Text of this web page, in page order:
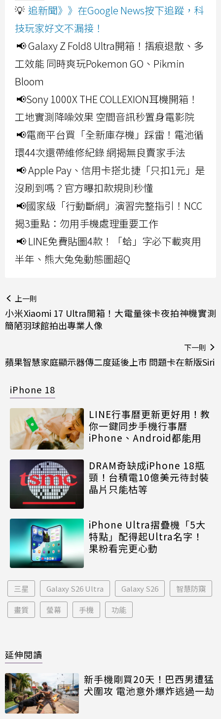
💡 追新聞》》在Google News按下追蹤，科
技玩家好文不漏接！
📢 Galaxy Z Fold8 Ultra開箱！摺痕退散、多
工效能 同時爽玩Pokemon GO、Pikmin
Bloom
📢Sony 1000X THE COLLEXION耳機開箱！
工地實測降噪效果 空間音訊秒置身電影院
📢電商平台買「全新庫存機」踩雷！電池循
環44次還帶維修紀錄 網揭無良賣家手法
📢 Apple Pay、信用卡搭北捷「只扣1元」是
沒刷到嗎？官方曝扣款規則秒懂
📢國家級「行動斷網」演習完整指引！NCC
揭3重點：勿用手機處理重要工作
📢 LINE免費貼圖4款！「蛤」字必下載爽用
半年、熊大兔兔動態圖超Q
上一則
小米Xiaomi 17 Ultra開箱！大電量徠卡夜拍神機實測
簡陋羽球館拍出專業人像
下一則
蘋果智慧家庭顯示器傳二度延後上市 問題卡在新版Siri
iPhone 18
LINE行事曆更新更好用！教
你一鍵同步手機行事曆
iPhone、Android都能用
DRAM奇缺成iPhone 18瓶
頸！台積電10億美元待封裝
晶片只能枯等
iPhone Ultra摺疊機「5大
特點」配得起Ultra名字！
果粉看完更心動
三星 Galaxy S26 Ultra Galaxy S26 智慧防窺
畫質 螢幕 手機 功能
延伸閱讀
新手機剛買20天！巴西男遭猛
犬圍攻 電池意外爆炸逃過一劫